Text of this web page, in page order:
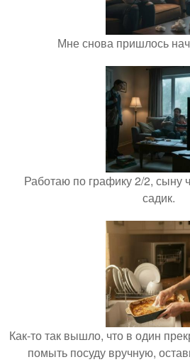
Мне снова пришлось
Работаю по графику 2/2, сыну
садик.
Как-то так вышло, что в один
помыть посуду вручную,